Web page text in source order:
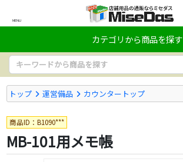
MENU
カテゴリから商品を探す
トップ 運営備品 カウンタートップ
商品ID：B1090***
MB-101用メモ帳